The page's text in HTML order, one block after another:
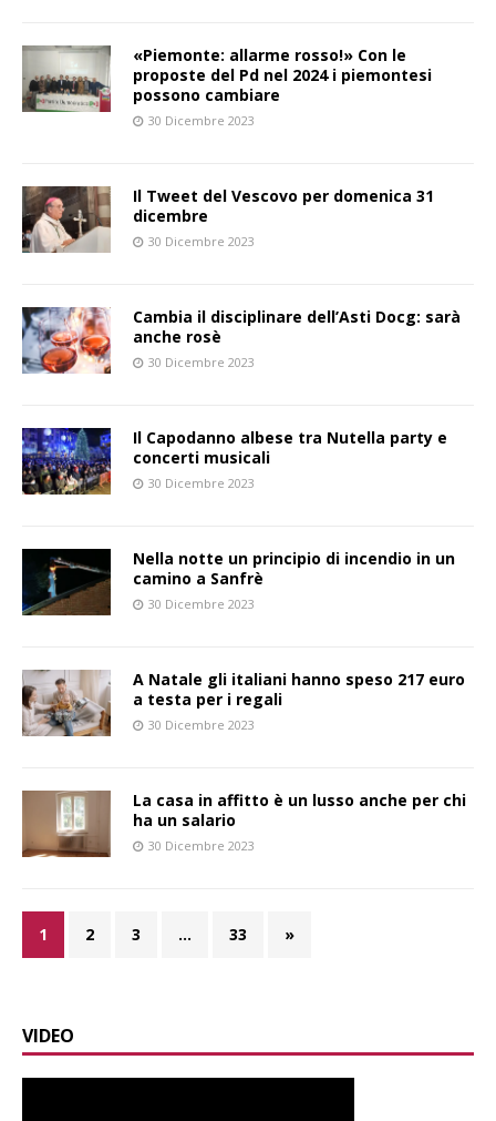
«Piemonte: allarme rosso!» Con le
proposte del Pd nel 2024 i piemontesi
possono cambiare
30 Dicembre 2023
Il Tweet del Vescovo per domenica 31
dicembre
30 Dicembre 2023
Cambia il disciplinare dell’Asti Docg: sarà
anche rosè
30 Dicembre 2023
Il Capodanno albese tra Nutella party e
concerti musicali
30 Dicembre 2023
Nella notte un principio di incendio in un
camino a Sanfrè
30 Dicembre 2023
A Natale gli italiani hanno speso 217 euro
a testa per i regali
30 Dicembre 2023
La casa in affitto è un lusso anche per chi
ha un salario
30 Dicembre 2023
1 2 3 … 33 »
VIDEO